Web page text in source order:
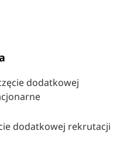
dodatkowej
dodatkowej rekrutacji